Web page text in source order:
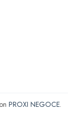
PROXI NEGOCE.